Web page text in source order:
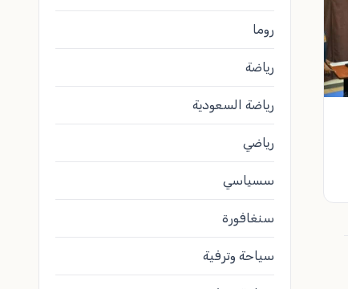
روما
رياضة
رياضة السعودية
رياضي
سسياسي
سنغافورة
سياحة وترفية